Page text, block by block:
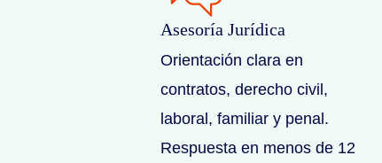
Asesoría Jurídica
Orientación clara en
contratos, derecho civil,
laboral, familiar y penal.
Respuesta en menos de 12